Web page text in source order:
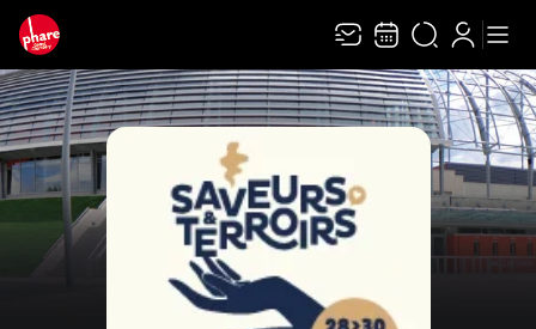
Recevez toute l’actualité en vous abonnant à
notre newsletter :
ENVOYER
Rivaj Group traite votre adresse électronique pour la gestion de votre
abonnement à la newsletter deLe Phare Grand Chambéry
votre consentement à tout moment. Pour en savoir plus, consultez notre
politique de protection des données.